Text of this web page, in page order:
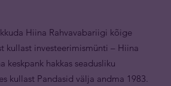
Hiina Rahvavabariigi kõige
kullast investeerimismünti – Hiina
keskpank hakkas seadusliku
kullast Pandasid välja andma 1983.